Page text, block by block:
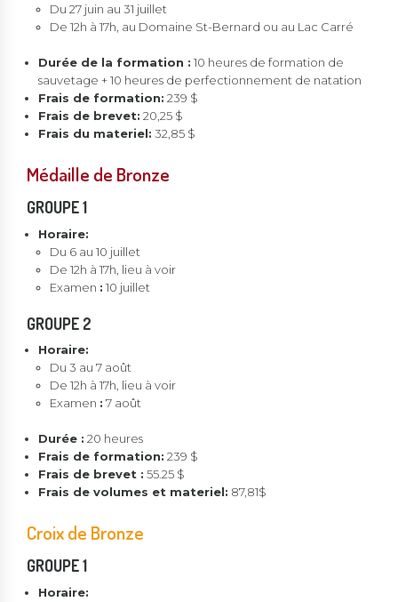
Du 27 juin au 31 juillet
De 12h à 17h, au Domaine St-Bernard ou au Lac Carré
Durée de la formation : 10 heures de formation de
sauvetage + 10 heures de perfectionnement de natation
Frais de formation: 239 $
Frais de brevet: 20,25 $
Frais du materiel: 32,85 $
Médaille de Bronze
GROUPE 1
Horaire:
Du 6 au 10 juillet
De 12h à 17h, lieu à voir
Examen : 10 juillet
GROUPE 2
Horaire:
Du 3 au 7 août
De 12h à 17h, lieu à voir
Examen : 7 août
Durée : 20 heures
Frais de formation: 239 $
Frais de brevet : 55.25 $
Frais de volumes et materiel: 87,81$
Croix de Bronze
GROUPE 1
Horaire: